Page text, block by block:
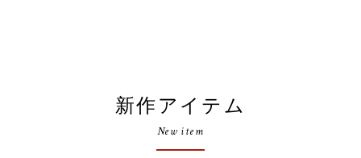
新作アイテム
New item